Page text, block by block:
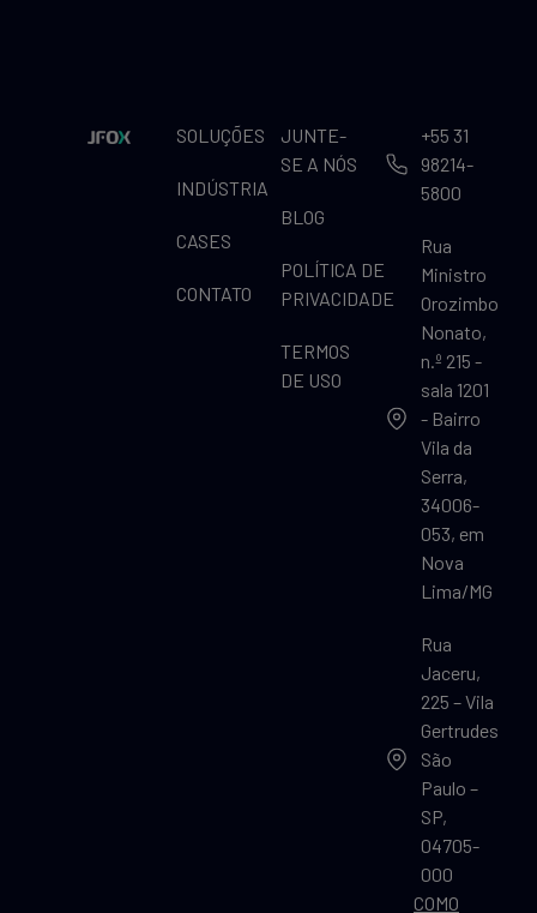
SOLUÇÕES
INDÚSTRIA
CASES
CONTATO
JUNTE-
SE A NÓS
BLOG
POLÍTICA DE
PRIVACIDADE
TERMOS
DE USO
+55 31
98214-
5800
Rua
Ministro
Orozimbo
Nonato,
n.º 215 -
sala 1201
- Bairro
Vila da
Serra,
34006-
053, em
Nova
Lima/MG
Rua
Jaceru,
225 – Vila
Gertrudes
São
Paulo –
SP,
04705-
000
COMO